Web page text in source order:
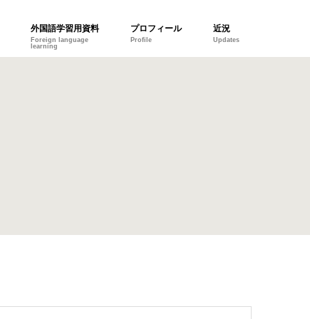
外国語学習用資料
Foreign language
learning
プロフィール
Profile
近況
Updates